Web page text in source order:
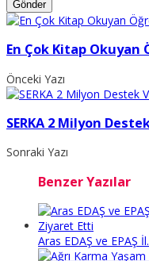
En Çok Kitap
Önceki Yazı
SERKA 2 Milyon
Sonraki Yazı
Benzer Yazılar
Aras EDAŞ ve EPAŞ